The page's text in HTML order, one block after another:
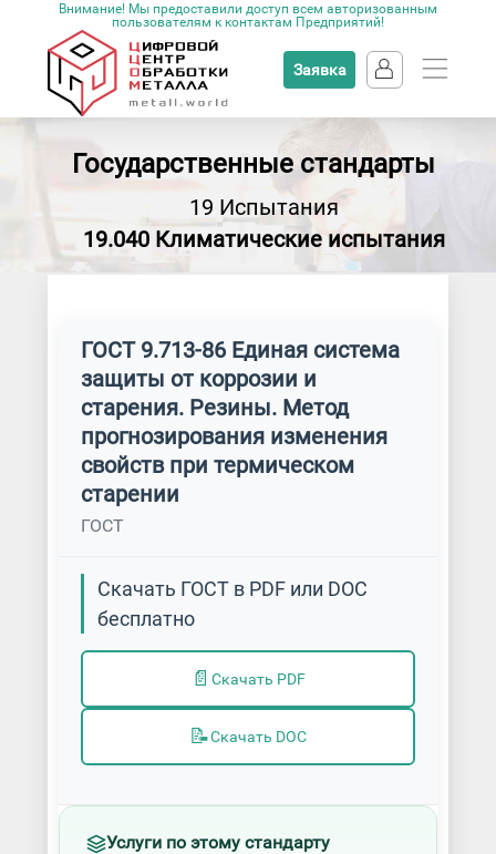
Внимание! Мы предоставили доступ всем авторизованным
пользователям к контактам Предприятий!
Заявка
Государственные стандарты
19 Испытания
19.040 Климатические испытания
ГОСТ 9.713-86 Единая система
защиты от коррозии и
старения. Резины. Метод
прогнозирования изменения
свойств при термическом
старении
ГОСТ
Скачать ГОСТ в PDF или DOC
бесплатно
📄 Скачать PDF
📝Скачать DOC
Услуги по этому стандарту